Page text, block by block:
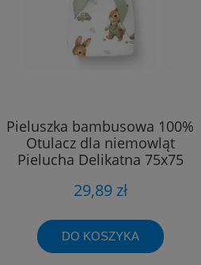
Pieluszka bambusowa 100%
Otulacz dla niemowląt
Pielucha Delikatna 75x75
29,89 zł
DO KOSZYKA